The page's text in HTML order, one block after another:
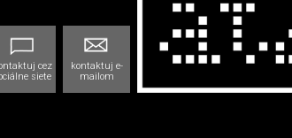
cez
siete
kontaktuj e-
mailom